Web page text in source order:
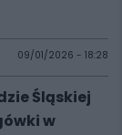
09/01/2026 - 18:28
Śląskiej
w